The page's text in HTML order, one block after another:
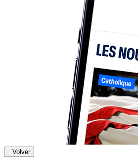
Volver